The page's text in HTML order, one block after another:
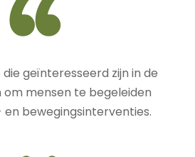
die geïnteresseerd zijn in de
om mensen te begeleiden
bewegingsinterventies.